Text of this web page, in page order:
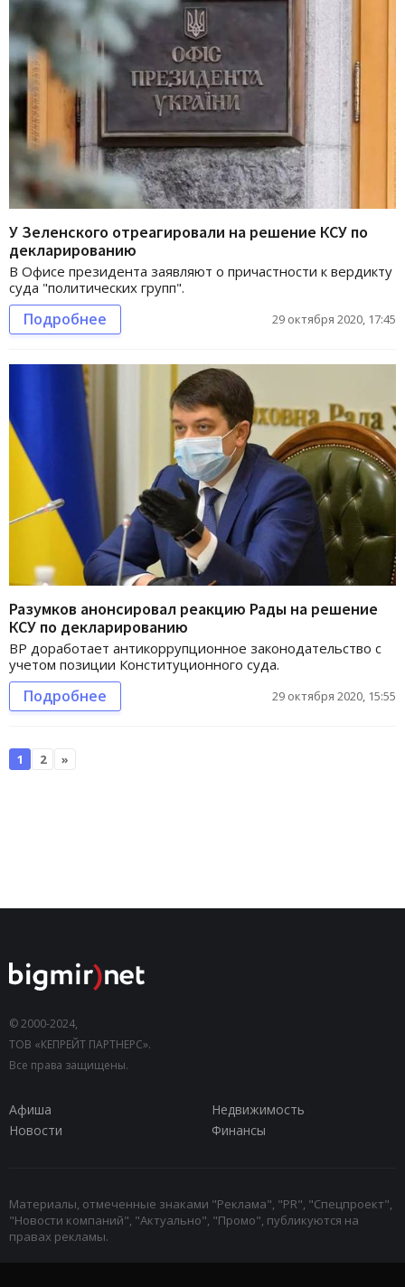
У Зеленского отреагировали на решение КСУ по
декларированию
В Офисе президента заявляют о причастности к вердикту
суда "политических групп".
Подробнее 29 октября 2020, 17:45
Разумков анонсировал реакцию Рады на решение
КСУ по декларированию
ВР доработает антикоррупционное законодательство с
учетом позиции Конституционного суда.
Подробнее 29 октября 2020, 15:55
1 2 »
© 2000-2024,
ТОВ «КЕПРЕЙТ ПАРТНЕРС».
Все права защищены.
Афиша
Недвижимость
Новости
Финансы
Материалы, отмеченные знаками "Реклама", "PR", "Спецпроект",
"Новости компаний", "Актуально", "Промо", публикуются на
правах рекламы.